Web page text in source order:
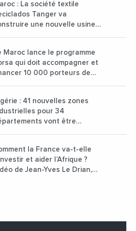
: La société textile
Tanger va
une nouvelle usine
Maroc lance le programme
qui doit accompagner et
10 000 porteurs de
: 41 nouvelles zones
pour 34
vont être
la France va-t-elle
et aider l’Afrique ?
de Jean-Yves Le Drian,